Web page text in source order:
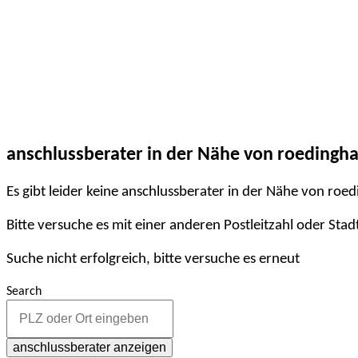
anschlussberater in der Nähe von
Es gibt leider keine anschlussberater in der Nähe von
Bitte versuche es mit einer anderen Postleitzahl oder
Suche nicht erfolgreich, bitte versuche es erneut
Search
anschlussberater anzeigen